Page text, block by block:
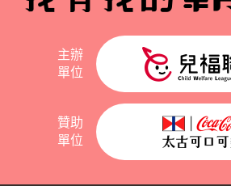
主辦
單位
贊助
單位